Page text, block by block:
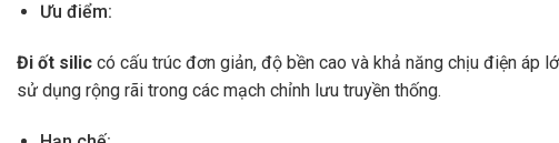
Ưu điểm:
Đi ốt silic có cấu trúc đơn giản, độ bền cao và khả năng chịu điện áp
sử dụng rộng rãi trong các mạch chỉnh lưu truyền thống.